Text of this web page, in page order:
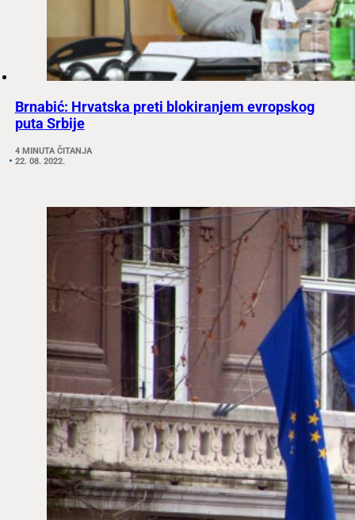
Brnabić: Hrvatska preti blokiranjem evropskog
puta Srbije
4 MINUTA ČITANJA
22. 08. 2022.